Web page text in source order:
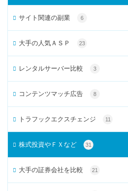
サイト関連の副業 6
大手の人気ＡＳＰ 23
レンタルサーバー比較 3
コンテンツマッチ広告 8
トラフックエクスチェンジ 11
株式投資やＦＸなど 31
大手の証券会社を比較 21